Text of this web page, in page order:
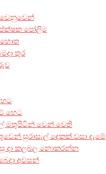
පෝලිම
තුර
හෙට
මතුපිටින් වෙන් වෙති
සුරාසැල් දෙකක් වසා දැමේ
දා කලබල නොකරන්න
අවසන්